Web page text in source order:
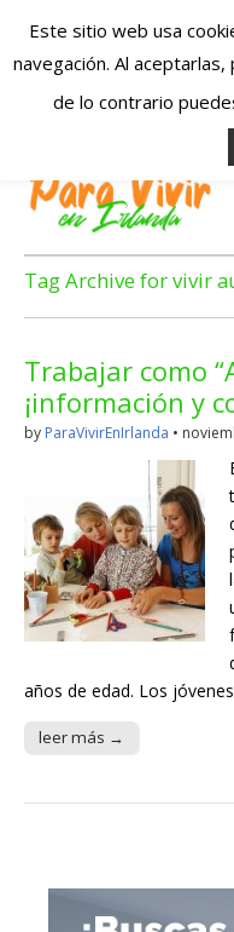
Irlanda
Irlanda
en
Irlanda
Blog dedicado a los que
Tag Archive for vivir
Trabajar como
¡información y
by ParaVivirEnIrlanda •
años de edad. Los
leer más →
Este sitio web usa
navegación. Al
de lo contrario